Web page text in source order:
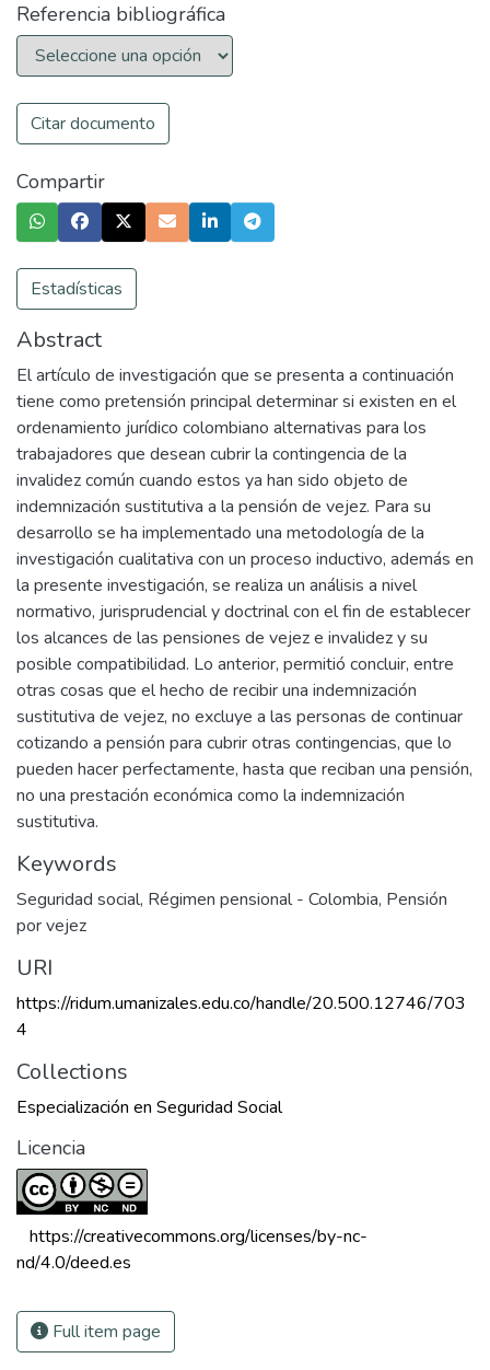
Referencia bibliográfica
Citar documento
Compartir
Estadísticas
Abstract
El artículo de investigación que se presenta a continuación
tiene como pretensión principal determinar si existen en el
ordenamiento jurídico colombiano alternativas para los
trabajadores que desean cubrir la contingencia de la
invalidez común cuando estos ya han sido objeto de
indemnización sustitutiva a la pensión de vejez. Para su
desarrollo se ha implementado una metodología de la
investigación cualitativa con un proceso inductivo, además en
la presente investigación, se realiza un análisis a nivel
normativo, jurisprudencial y doctrinal con el fin de establecer
los alcances de las pensiones de vejez e invalidez y su
posible compatibilidad. Lo anterior, permitió concluir, entre
otras cosas que el hecho de recibir una indemnización
sustitutiva de vejez, no excluye a las personas de continuar
cotizando a pensión para cubrir otras contingencias, que lo
pueden hacer perfectamente, hasta que reciban una pensión,
no una prestación económica como la indemnización
sustitutiva.
Keywords
Seguridad social, Régimen pensional - Colombia, Pensión
por vejez
URI
https://ridum.umanizales.edu.co/handle/20.500.12746/703
4
Collections
Especialización en Seguridad Social
Licencia
https://creativecommons.org/licenses/by-nc-
nd/4.0/deed.es
Full item page